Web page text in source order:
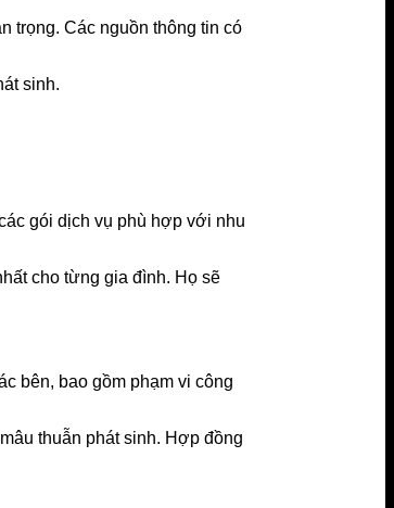
trọng. Các nguồn thông tin có
sinh.
gói dịch vụ phù hợp với nhu
cho từng gia đình. Họ sẽ
bên, bao gồm phạm vi công
thuẫn phát sinh. Hợp đồng